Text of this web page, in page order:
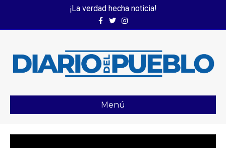
¡La verdad hecha noticia!
FacebookTwitterInstagram
Menú